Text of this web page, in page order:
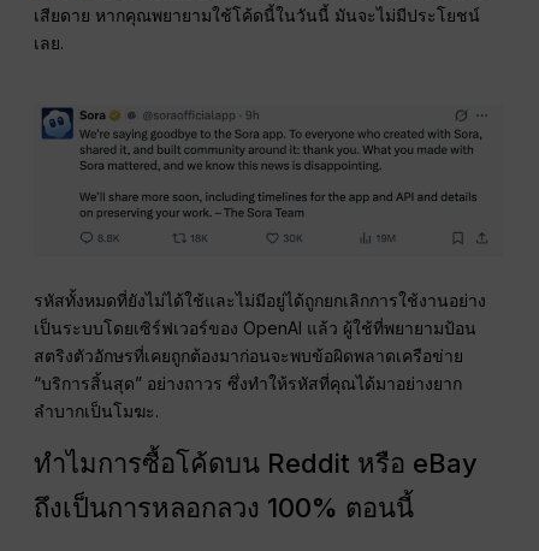
เสียดาย หากคุณพยายามใช้โค้ดนี้ในวันนี้ มันจะไม่มีประโยชน์
เลย.
รหัสทั้งหมดที่ยังไม่ได้ใช้และไม่มีอยู่ได้ถูกยกเลิกการใช้งานอย่าง
เป็นระบบโดยเซิร์ฟเวอร์ของ OpenAI แล้ว ผู้ใช้ที่พยายามป้อน
สตริงตัวอักษรที่เคยถูกต้องมาก่อนจะพบข้อผิดพลาดเครือข่าย
“บริการสิ้นสุด” อย่างถาวร ซึ่งทำให้รหัสที่คุณได้มาอย่างยาก
ลำบากเป็นโมฆะ.
ทำไมการซื้อโค้ดบน Reddit หรือ eBay
ถึงเป็นการหลอกลวง 100% ตอนนี้